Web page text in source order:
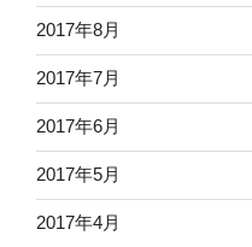
2017年8月
2017年7月
2017年6月
2017年5月
2017年4月